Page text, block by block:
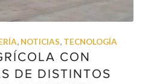
, NOTICIAS, TECNOLOGÍA
CON
DE DISTINTOS